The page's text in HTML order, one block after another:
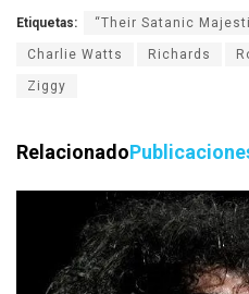
Etiquetas: “Their Satanic
Charlie Watts Richards
Ziggy
Relacionado